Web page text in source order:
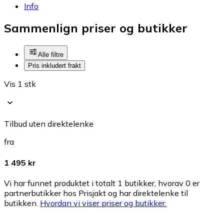
Info
Sammenlign priser og butikker
Alle filtre
Pris inkludert frakt
Vis 1 stk
Tilbud uten direktelenke
fra
1 495 kr
Vi har funnet produktet i totalt 1 butikker, hvorav 0 er
partnerbutikker hos Prisjakt og har direktelenke til
butikken. Hvordan vi viser priser og butikker.